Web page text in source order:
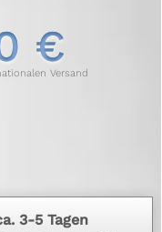
€
Versand
3-5 Tagen